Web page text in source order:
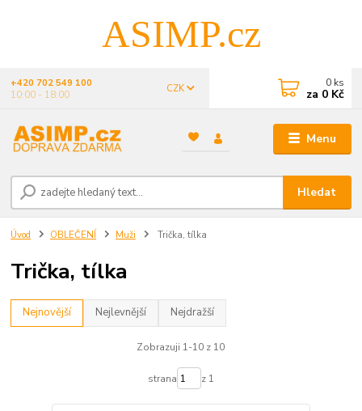
ASIMP.cz
Menu
CZK
Hledat
+420 702 549 100
10:00 - 18:00
0 ks
za 0 Kč
Úvod OBLEČENÍ Muži Trička, tílka
Trička, tílka
Nejnovější Nejlevnější Nejdražší
Zobrazuji 1-10 z 10
strana z 1